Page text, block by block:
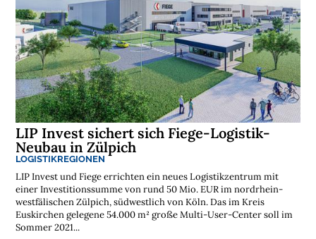
l
o
s
e
N
e
w
s
l
e
t
t
e
r
➔
j
e
z
t
a
b
o
n
n
i
e
r
LIP Invest sichert sich Fiege-Logistik-
Neubau in Zülpich
LOGISTIKREGIONEN
LIP Invest und Fiege errichten ein neues Logistikzentrum mit
einer Investitionssumme von rund 50 Mio. EUR im nordrhein-
westfälischen Zülpich, südwestlich von Köln. Das im Kreis
Euskirchen gelegene 54.000 m² große Multi-User-Center soll im
Sommer 2021...